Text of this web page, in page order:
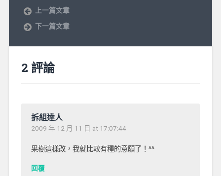
上一篇文章
下一篇文章
2 評論
拆組達人
2009 年 12 月 11 日 at 17:07:44
果樹這樣改，我就比較有種的意願了！^^
回覆